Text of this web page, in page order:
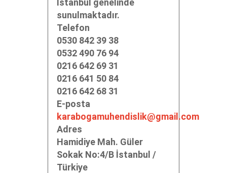
İstanbul genelinde
sunulmaktadır.
Telefon
0530 842 39 38
0532 490 76 94
0216 642 69 31
0216 641 50 84
0216 642 68 31
E-posta
karabogamuhendislik@gmail.com
Adres
Hamidiye Mah. Güler
Sokak No:4/B İstanbul /
Türkiye